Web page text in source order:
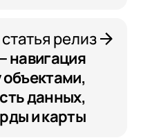
релиз
навигация
данных,
и карты